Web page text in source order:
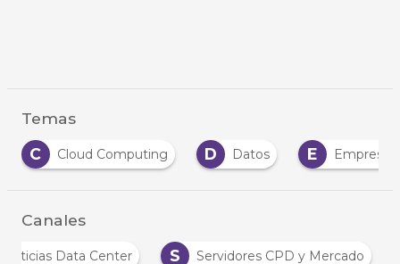
Temas
Cloud Computing D Datos E Empresas K
Canales
Noticias Data Center S Servidores CPD y Mercado